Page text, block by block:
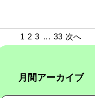
月間アーカイブ
1 2 3 … 33 次へ